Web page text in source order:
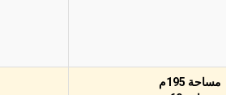
مساحة 195م